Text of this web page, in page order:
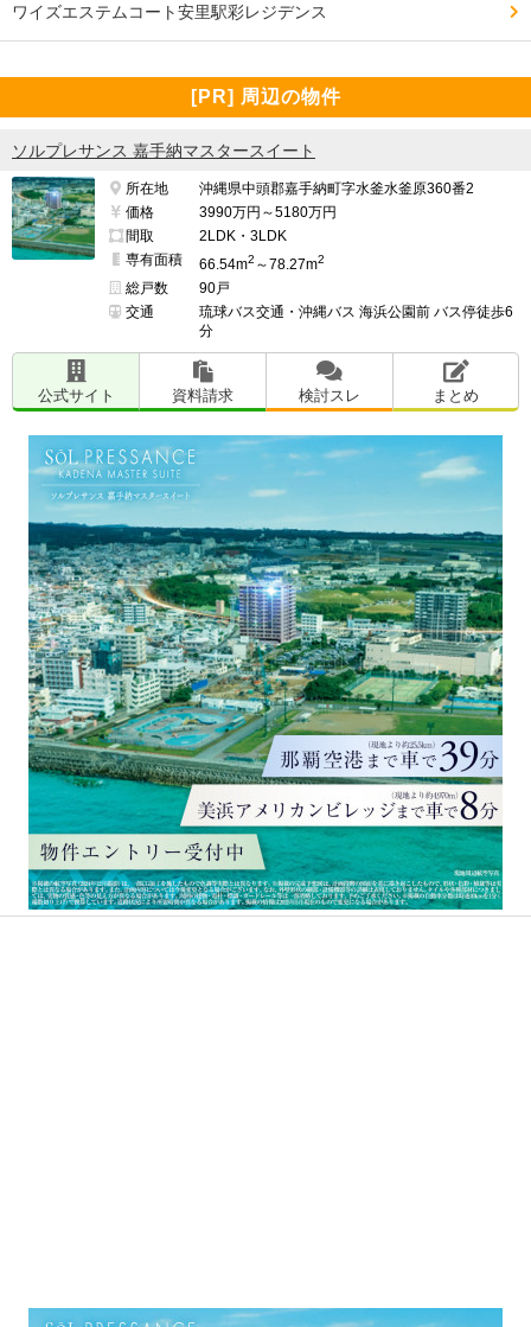
ワイズエステムコート安里駅彩レジデンス
[PR] 周辺の物件
ソルプレサンス 嘉手納マスタースイート
所在地
沖縄県中頭郡嘉手納町字水釜水釜原360番2
価格
3990万円～5180万円
間取
2LDK・3LDK
専有面積
66.54m2 ～78.27m2
総戸数
90戸
交通
琉球バス交通・沖縄バス 海浜公園前 バス停徒歩6
分
公式サイト 資料請求 検討スレ まとめ